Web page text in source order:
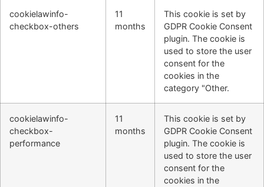
cookielawinfo-
checkbox-others
11
months
This cookie is set by
GDPR Cookie Consent
plugin. The cookie is
used to store the user
consent for the
cookies in the
category "Other.
cookielawinfo-
checkbox-
performance
11
months
This cookie is set by
GDPR Cookie Consent
plugin. The cookie is
used to store the user
consent for the
cookies in the